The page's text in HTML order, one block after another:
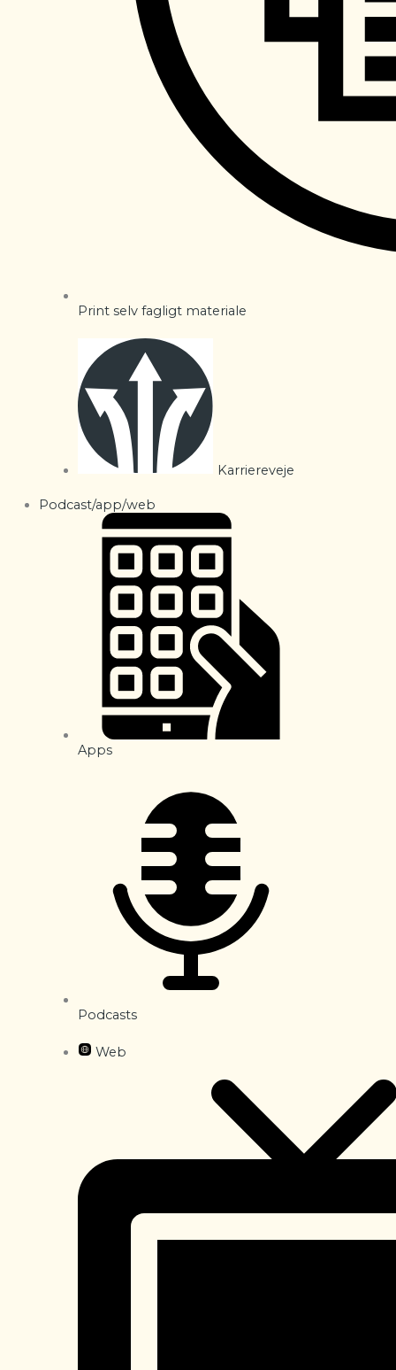
Print selv fagligt materiale
Karriereveje
Podcast/app/web
Apps
Podcasts
Web